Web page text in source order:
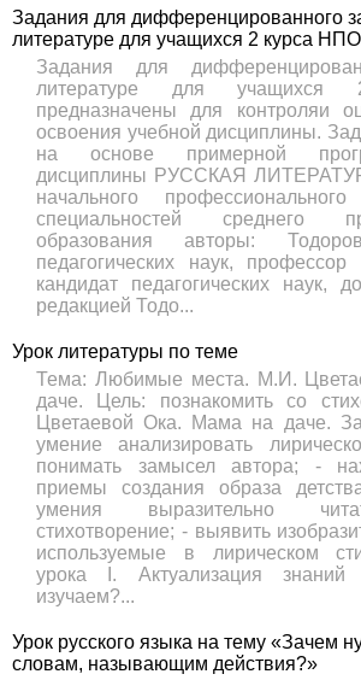
Задания для дифференцированного
литературе для учащихся 2 курса НПО
Задания для
литературе для
предназначены для контроляи
освоения учебной дисциплины.
на основе примерной
дисциплины РУССКАЯ
начального
специальностей среднего
образования авторы:
педагогических наук,
кандидат педагогических наук,
редакцией Тодо...
Урок литературы по теме
Тема: Любимые места. М.И.
даче. Цель: познакомить со
Цветаевой Ока. Мама на даче.
умение анализировать
понимать замысел автора; -
приемы создания образа
умения выразительно
стихотворение; - выявить
используемые в лирическом
урока I. Актуализация
изучаем?...
Урок русского языка на тему «Зачем
словам, называющим действия?»